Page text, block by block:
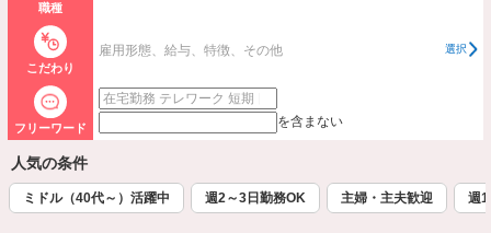
職種
こだわり
雇用形態、給与、特徴、その他 選択
フリーワード を含まない
人気の条件
ミドル（40代～）活躍中 週2～3日勤務OK 主婦・主夫歓迎 週